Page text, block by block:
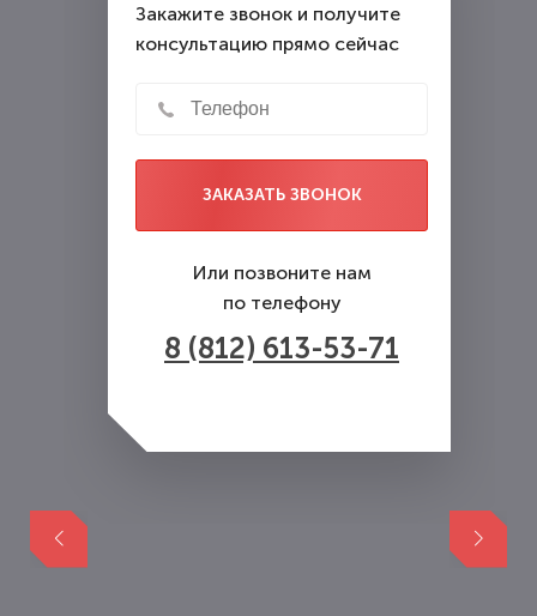
Закажите звонок и получите
консультацию прямо сейчас
ЗАКАЗАТЬ ЗВОНОК
Или позвоните нам
по телефону
8 (812) 613-53-71